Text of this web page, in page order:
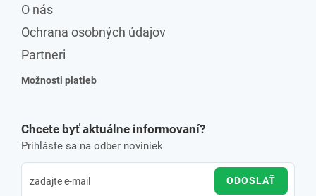
O nás
Ochrana osobných údajov
Partneri
Možnosti platieb
Chcete byť aktuálne informovaní?
Prihláste sa na odber noviniek
ODOSLAŤ